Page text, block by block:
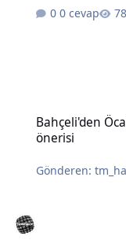
0 cevap
Bahçeli'den
önerisi
Gönderen: